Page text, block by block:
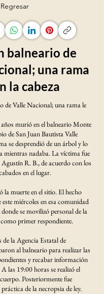
balneario de
una rama
la cabeza
de Valle Nacional; una rama le
murió en el balneario Monte
de San Juan Bautista Valle
se desprendió de un árbol y lo
mientras nadaba. La víctima fue
R. B., de acuerdo con los
en el lugar.
la muerte en el sitio. El hecho
miércoles en esa comunidad
se movilizó personal de la
primer respondiente.
de la Agencia Estatal de
al balneario para realizar las
y recabar información
las 19:00 horas se realizó el
Posteriormente fue
de la necropsia de ley.